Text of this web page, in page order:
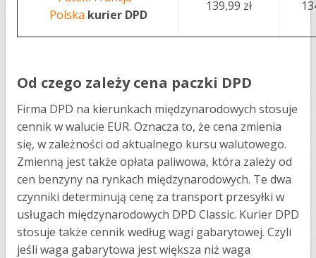
Polska kurier DPD
139,99 zł
Od czego zależy cena paczki DPD
Firma DPD na kierunkach międzynarodowych stosuje
cennik w walucie EUR. Oznacza to, że cena zmienia
się, w zależności od aktualnego kursu walutowego.
Zmienną jest także opłata paliwowa, która zależy od
cen benzyny na rynkach międzynarodowych. Te dwa
czynniki determinują cenę za transport przesyłki w
usługach międzynarodowych DPD Classic. Kurier DPD
stosuje także cennik według wagi gabarytowej. Czyli
jeśli waga gabarytowa jest większa niż waga